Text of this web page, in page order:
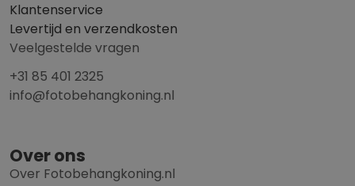
Klantenservice
Levertijd en verzendkosten
Veelgestelde vragen
+31 85 401 2325
info@fotobehangkoning.nl
Over ons
Over Fotobehangkoning.nl